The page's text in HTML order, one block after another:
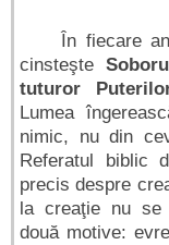
În fiecare
cinsteşte
tuturor
Lumea
nimic, nu din
Referatul biblic
precis despre
la creaţie nu se
două motive: